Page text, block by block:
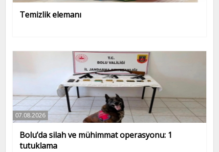
Temizlik elemanı
07.08.2026
Bolu’da silah ve mühimmat operasyonu: 1
tutuklama